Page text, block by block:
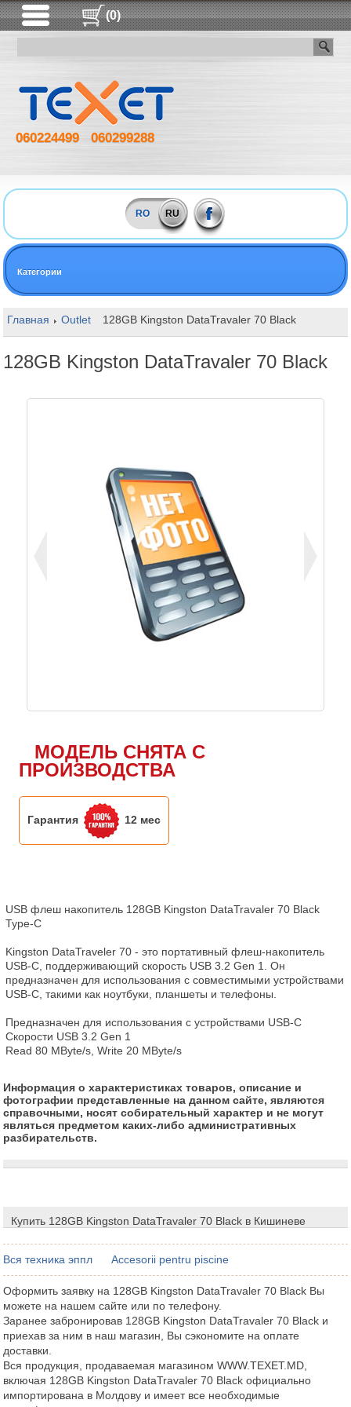
(0)
060224499 060299288
RO RU
Категории
Главная Outlet 128GB Kingston DataTravaler 70 Black
128GB Kingston DataTravaler 70 Black
МОДЕЛЬ СНЯТА С
ПРОИЗВОДСТВА
Гарантия 12 мес
USB флеш накопитель 128GB Kingston DataTravaler 70 Black
Type-C
Kingston DataTraveler 70 - это портативный флеш-накопитель
USB-C, поддерживающий скорость USB 3.2 Gen 1. Он
предназначен для использования с совместимыми устройствами
USB-C, такими как ноутбуки, планшеты и телефоны.
Предназначен для использования с устройствами USB-C
Скорости USB 3.2 Gen 1
Read 80 MByte/s, Write 20 MByte/s
Информация о характеристиках товаров, описание и
фотографии представленные на данном сайте, являются
справочными, носят собирательный характер и не могут
являться предметом каких-либо административных
разбирательств.
Купить 128GB Kingston DataTravaler 70 Black в Кишиневе
Вся техника эппл Accesorii pentru piscine
Оформить заявку на 128GB Kingston DataTravaler 70 Black Вы
можете на нашем сайте или по телефону.
Заранее забронировав 128GB Kingston DataTravaler 70 Black и
приехав за ним в наш магазин, Вы сэкономите на оплате
доставки.
Вся продукция, продаваемая магазином WWW.TEXET.MD,
включая 128GB Kingston DataTravaler 70 Black официально
импортирована в Молдову и имеет все необходимые